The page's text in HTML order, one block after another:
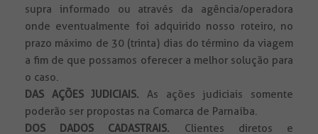
supra informado ou através da agência/operadora
onde eventualmente foi adquirido nosso roteiro, no
prazo máximo de 30 (trinta) dias do término da viagem
a fim de que possamos oferecer a melhor solução para
o caso.
DAS AÇÕES JUDICIAIS. As ações judiciais somente
poderão ser propostas na Comarca de Parnaíba.
DOS DADOS CADASTRAIS. Clientes diretos e